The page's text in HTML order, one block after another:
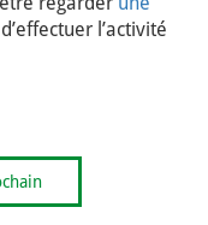
l’activité